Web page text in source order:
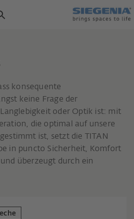
konsequente
keine Frage der
oder Optik ist: mit
die optimal auf unsere
ist, setzt die TITAN
in puncto Sicherheit, Komfort
überzeugt durch ein